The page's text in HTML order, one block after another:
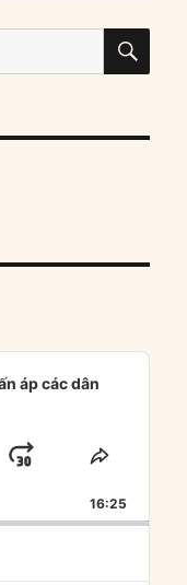
áp các dân
JUMP
FORWARD
SHARE
16:25